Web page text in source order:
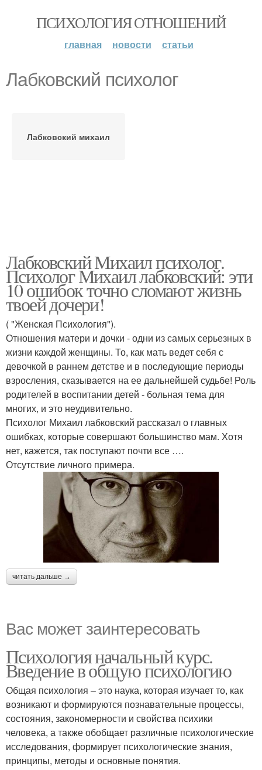
ПСИХОЛОГИЯ ОТНОШЕНИЙ
главная новости статьи
Лабковский психолог
Лабковский михаил
Лабковский Михаил психолог.
Психолог Михаил лабковский: эти
10 ошибок точно сломают жизнь
твоей дочери!
( "Женская Психология").
Отношения матери и дочки - одни из самых серьезных в
жизни каждой женщины. То, как мать ведет себя с
девочкой в раннем детстве и в последующие периоды
взросления, сказывается на ее дальнейшей судьбе! Роль
родителей в воспитании детей - больная тема для
многих, и это неудивительно.
Психолог Михаил лабковский рассказал о главных
ошибках, которые совершают большинство мам. Хотя
нет, кажется, так поступают почти все ….
Отсутствие личного примера.
читать дальше →
Вас может заинтересовать
Психология начальный курс.
Введение в общую психологию
Общая психология – это наука, которая изучает то, как
возникают и формируются познавательные процессы,
состояния, закономерности и свойства психики
человека, а также обобщает различные психологические
исследования, формирует психологические знания,
принципы, методы и основные понятия.